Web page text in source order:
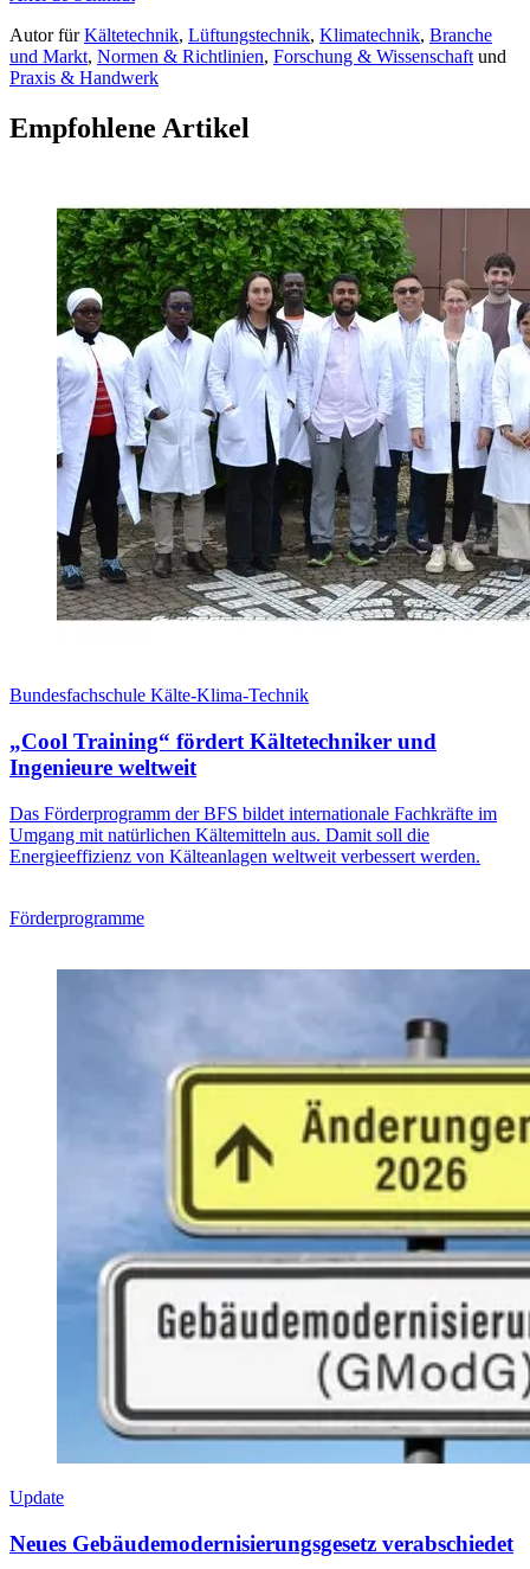
AutorfürKältetechnik, Lüftungstechnik, Klimatechnik, Branche
und Markt, Normen & Richtlinien, Forschung & Wissenschaft und
Praxis & Handwerk
Empfohlene Artikel
Bundesfachschule Kälte-Klima-Technik
„Cool Training“ fördert Kältetechniker und
Ingenieure weltweit
Das Förderprogramm der BFS bildet internationale Fachkräfte im
Umgang mit natürlichen Kältemitteln aus. Damit soll die
Energieeffizienz von Kälteanlagen weltweit verbessert werden.
Förderprogramme
Update
Neues Gebäudemodernisierungsgesetz verabschiedet